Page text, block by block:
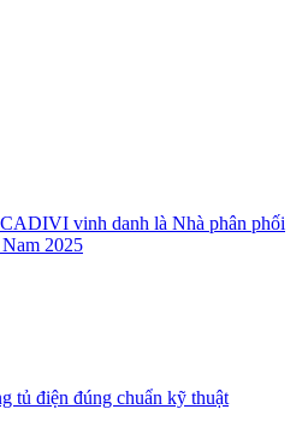
vinh danh là Nhà phân phối
2025
tủ điện đúng chuẩn kỹ thuật